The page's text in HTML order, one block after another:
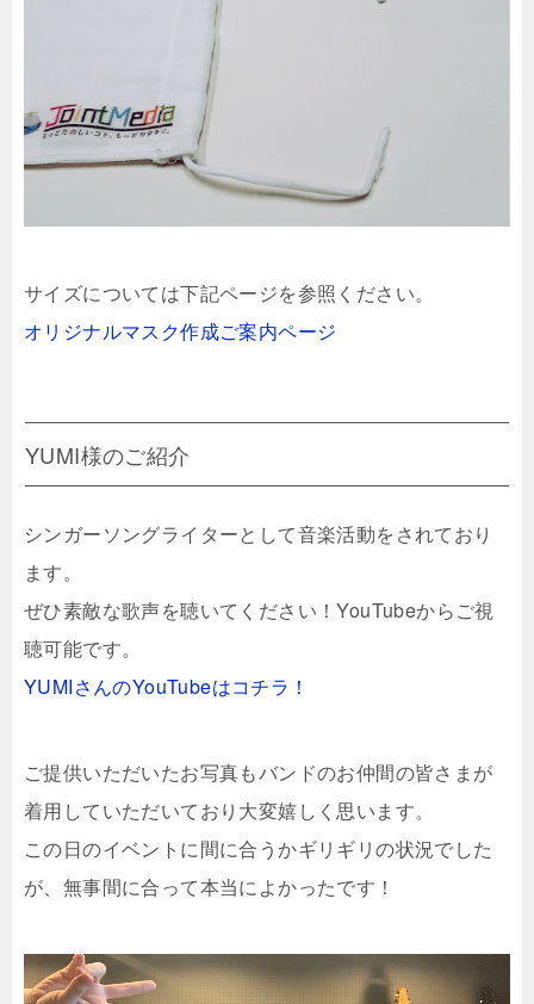
サイズについては下記ページを参照ください。
オリジナルマスク作成ご案内ページ
YUMI様のご紹介
シンガーソングライターとして音楽活動をされており
ます。
ぜひ素敵な歌声を聴いてください！YouTubeからご視
聴可能です。
YUMIさんのYouTubeはコチラ！
ご提供いただいたお写真もバンドのお仲間の皆さまが
着用していただいており大変嬉しく思います。
この日のイベントに間に合うかギリギリの状況でした
が、無事間に合って本当によかったです！